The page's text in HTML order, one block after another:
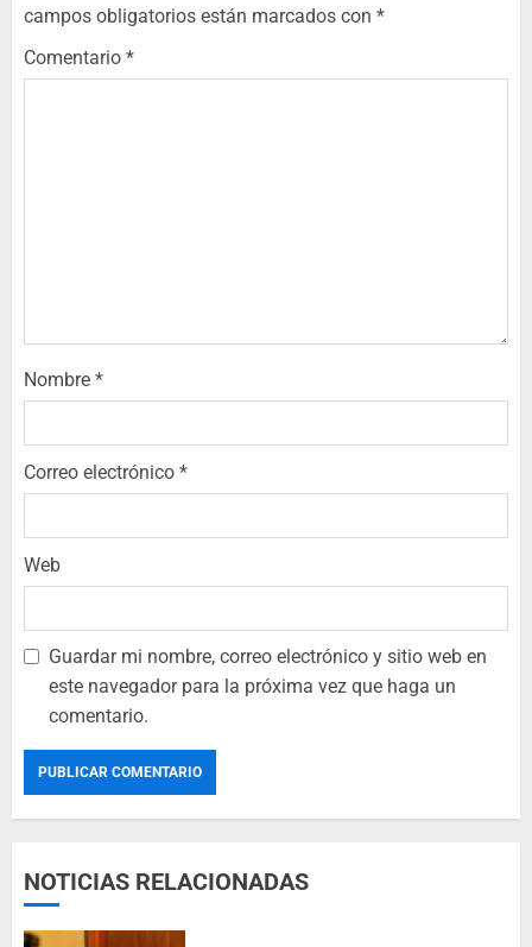
campos obligatorios están marcados con *
Comentario *
Nombre *
Correo electrónico *
Web
Guardar mi nombre, correo electrónico y sitio web en
este navegador para la próxima vez que haga un
comentario.
NOTICIAS RELACIONADAS